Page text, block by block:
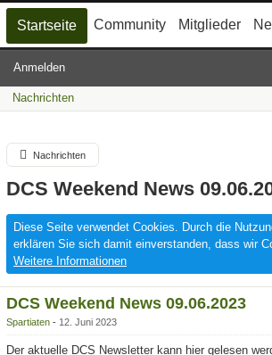
Startseite Community Mitglieder
Anmelden
Nachrichten
Nachrichten
DCS Weekend News
Diese Seite verwendet Cookies. Durch die
erklären Sie sich damit einverstanden, dass wir
Weitere Informationen
DCS Weekend News 09.06.2023
Spartiaten 12. Juni 2023
Der aktuelle DCS Newsletter kann hier gelesen